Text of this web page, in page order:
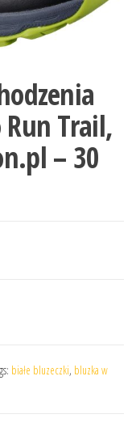
Run Trail,
– 30
białe bluzeczki, bluzka w